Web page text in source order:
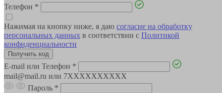
Телефон *
Нажимая на кнопку ниже, я даю согласие на обработку
персональных данных в соответствии с Политикой
конфиденциальности
E-mail или Телефон *
mail@mail.ru или 7XXXXXXXXXX
Пароль *